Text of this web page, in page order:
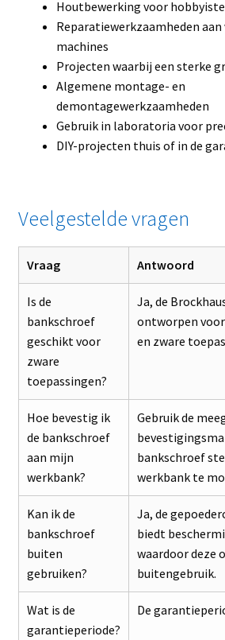
Houtbewerking voor
Reparatiewerkzaamheden
machines
Projecten waarbij een sterke
Algemene montage- en
demontagewerkzaamheden
Gebruik in laboratoria voor
DIY-projecten thuis of in de
Veelgestelde vragen
Vraag Antwoord
Is de
bankschroef
geschikt voor
zware
toepassingen?
Ja, de
ontworpen
en zware
Hoe bevestig ik
de bankschroef
aan mijn
werkbank?
Gebruik de
bankschroef
werkbank te
Kan ik de
bankschroef
buiten
gebruiken?
Ja, de
biedt
waardoor deze
buitengebruik.
Wat is de
garantieperiode?
De